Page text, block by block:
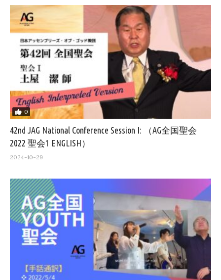
0
42nd JAG National Conference Session I: （AG全国聖会
2022 聖会1 ENGLISH）
2024-10-29